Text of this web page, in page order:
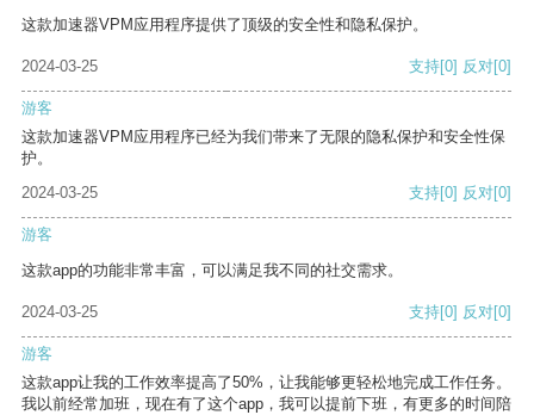
这款加速器VPM应用程序提供了顶级的安全性和隐私保护。
2024-03-25 支持[0] 反对[0]
游客
这款加速器VPM应用程序已经为我们带来了无限的隐私保护和安全性保
护。
2024-03-25
支持[0] 反对[0]
游客
这款app的功能非常丰富，可以满足我不同的社交需求。
2024-03-25 支持[0] 反对[0]
游客
这款app让我的工作效率提高了50%，让我能够更轻松地完成工作任务。
我以前经常加班，现在有了这个app，我可以提前下班，有更多的时间陪